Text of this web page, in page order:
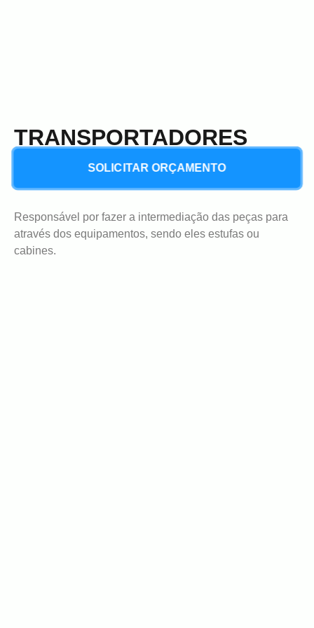
TRANSPORTADORES
SOLICITAR ORÇAMENTO
Responsável por fazer a intermediação das peças para
através dos equipamentos, sendo eles estufas ou
cabines.